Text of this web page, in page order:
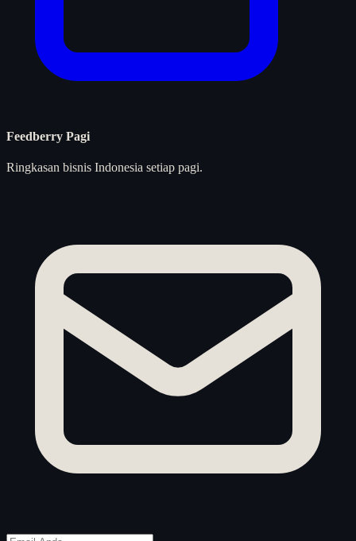
Feedberry Pagi
Ringkasan bisnis Indonesia setiap pagi.